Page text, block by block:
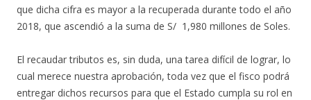
que dicha cifra es mayor a la recuperada durante todo el año
2018, que ascendió a la suma de S/ 1,980 millones de Soles.
El recaudar tributos es, sin duda, una tarea difícil de lograr, lo
cual merece nuestra aprobación, toda vez que el fisco podrá
entregar dichos recursos para que el Estado cumpla su rol en